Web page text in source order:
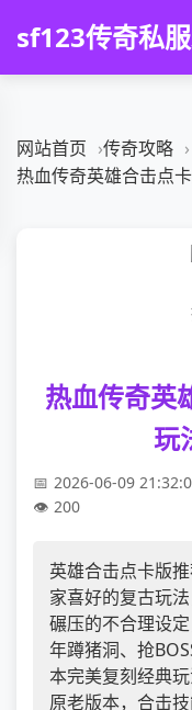
sf123传奇私
网站首页
传奇攻略
热血传奇英雄合击点
热血传奇英
玩
2026-06-09
200
英雄合击点卡版
家喜好的复古玩
碾压的不合理设
年蹲猪洞、抢
本完美复刻经典
原老版本，合击